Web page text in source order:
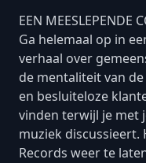
EEN MEESLEPENDE
Ga helemaal op in
verhaal over
de mentaliteit van
en besluiteloze
vinden terwijl je met
muziek discussieert.
Records weer te